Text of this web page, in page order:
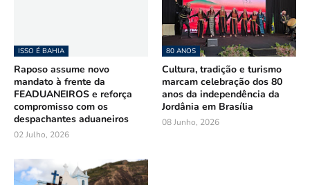
ISSO É BAHIA
Raposo assume novo
mandato à frente da
FEADUANEIROS e reforça
compromisso com os
despachantes aduaneiros
02 Julho, 2026
80 ANOS
Cultura, tradição e turismo
marcam celebração dos 80
anos da independência da
Jordânia em Brasília
08 Junho, 2026